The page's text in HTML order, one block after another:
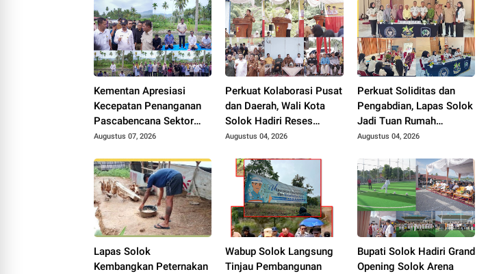
Kementan Apresiasi
Kecepatan Penanganan
Pascabencana Sektor
Pertanian Kabupaten
Irigasi Naik dari 13
Menjadi 74 Unit.
Augustus 07, 2026
Perkuat Kolaborasi Pusat
dan Daerah, Wali Kota
Solok Hadiri Reses
Anggota DPR RI H. Zigo
Augustus 04, 2026
Perkuat Soliditas dan
Pengabdian, Lapas Solok
Jadi Tuan Rumah
Musyawarah
P3I Tingkat Daerah.
Augustus 04, 2026
Lapas Solok
Kembangkan Peternakan
Wabup Solok Langsung
Tinjau Pembangunan
Bupati Solok Hadiri Grand
Opening Solok Arena